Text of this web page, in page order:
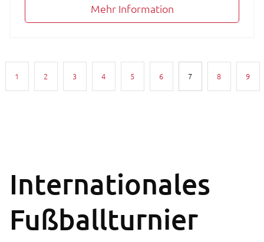
Mehr Information
Seitennummerierung
1 2 3 4 5 6 7 8 9
Internationales
Fußballturnier